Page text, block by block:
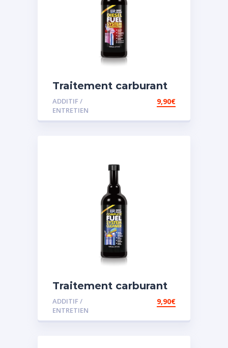
Traitement carburant
spécial diesel
ADDITIF /
ENTRETIEN
9,90€
Traitement carburant
diesel et essence
ADDITIF /
ENTRETIEN
9,90€